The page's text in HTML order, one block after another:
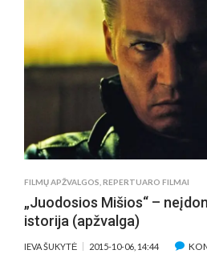
II
FILMŲ APŽVALGOS,REPERTUARO FILMAI
„Juodosios Mišios“ –
istorija (apžvalga)
IEVA ŠUKYTĖ 2015-10-06, 14:44